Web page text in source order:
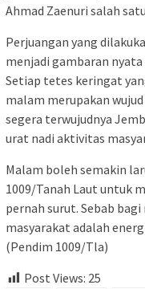
Ahmad Zaenuri salah
Perjuangan yang
menjadi gambaran
Setiap tetes keringat
malam merupakan
segera terwujudnya
urat nadi aktivitas
Malam boleh semakin
1009/Tanah Laut untuk
pernah surut. Sebab
masyarakat adalah
(Pendim 1009/Tla)
Post Views: 25